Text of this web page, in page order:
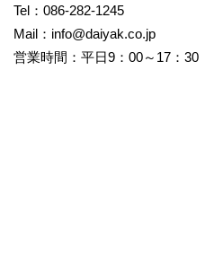
Tel：086-282-1245
Mail：info@daiyak.co.jp
営業時間：平日9：00～17：30